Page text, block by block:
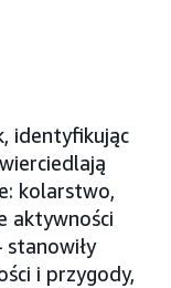
identyfikując
kolarstwo,
aktywności
stanowiły
i przygody,